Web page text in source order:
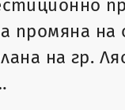
промяна
на гр.